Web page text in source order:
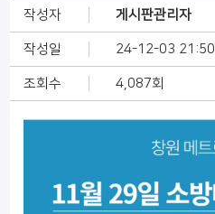
작성자 게시판관리자
작성일 24-12-03 21:50
조회수 4,087회